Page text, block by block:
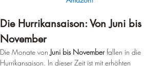
Die Hurrikansaison: Von Juni bis
November
Die Monate von Juni bis November fallen in die
Hurrikansaison. In dieser Zeit ist mit erhöhten